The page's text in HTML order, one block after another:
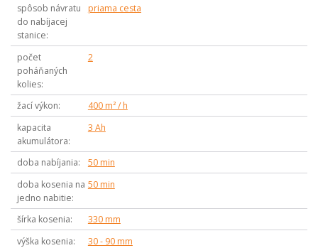
spôsob návratu
do nabíjacej
stanice
priama cesta
počet
poháňaných
kolies
2
žací výkon
400 m² / h
kapacita
akumulátora
3 Ah
doba nabíjania
50 min
doba kosenia na
jedno nabitie
50 min
šírka kosenia
330 mm
výška kosenia
30 - 90 mm